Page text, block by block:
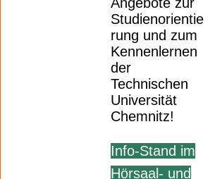
Studienorientie
rung und zum
Kennenlernen
der
Technischen
Universität
Chemnitz!
Info-Stand im
Hörsaal- und